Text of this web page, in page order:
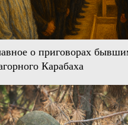
о приговорах
Карабаха